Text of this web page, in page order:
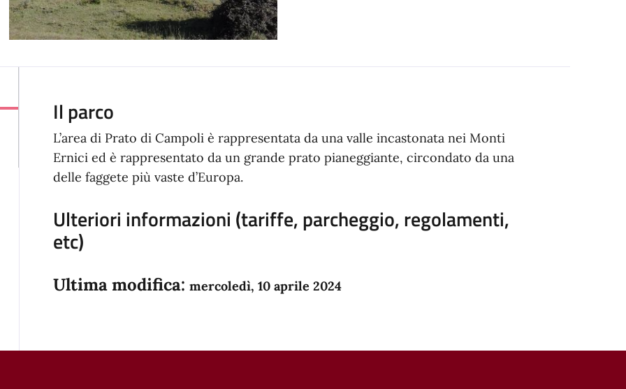
Il parco
L’area di Prato di Campoli è rappresentata da una valle incastonata nei Monti
Ernici ed è rappresentato da un grande prato pianeggiante, circondato da una
delle faggete più vaste d’Europa.
Ulteriori informazioni (tariffe, parcheggio, regolamenti,
etc)
Ultima modifica: mercoledì, 10 aprile 2024